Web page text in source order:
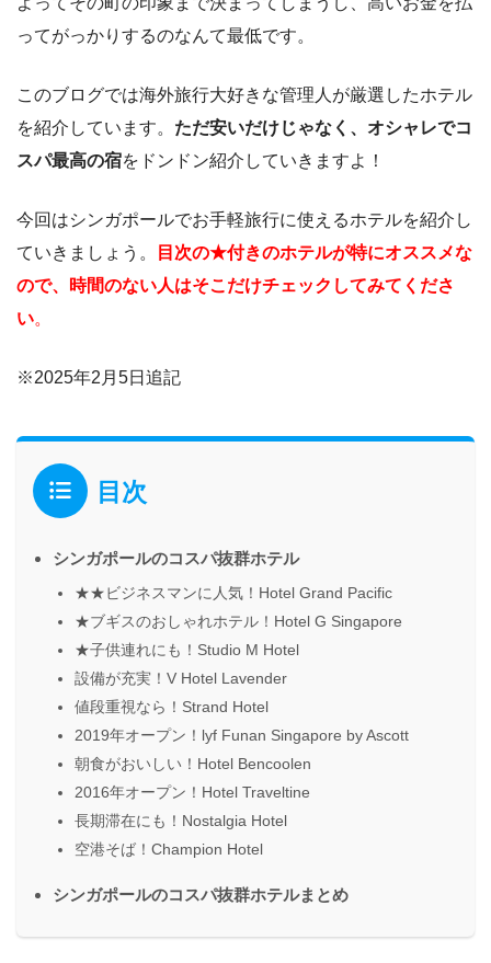
ってがっかりするのなんて最低です。
このブログでは海外旅行大好きな管理人が厳選したホテル
を紹介しています。 ただ安いだけじゃなく、オシャレでコ
スパ最高の宿をドンドン紹介していきますよ！
今回はシンガポールでお手軽旅行に使えるホテルを紹介し
ていきましょう。
目次の★付きのホテルが特にオススメな
ので、時間のない人はそこだけチェックしてみてくださ
い。
※2025年2月5日追記
目次
シンガポールのコスパ抜群ホテル
★★ビジネスマンに人気！Hotel Grand Pacific
★ブギスのおしゃれホテル！Hotel G Singapore
★子供連れにも！Studio M Hotel
設備が充実！V Hotel Lavender
値段重視なら！Strand Hotel
2019年オープン！lyf Funan Singapore by Ascott
朝食がおいしい！Hotel Bencoolen
2016年オープン！Hotel Traveltine
長期滞在にも！Nostalgia Hotel
空港そば！Champion Hotel
シンガポールのコスパ抜群ホテルまとめ